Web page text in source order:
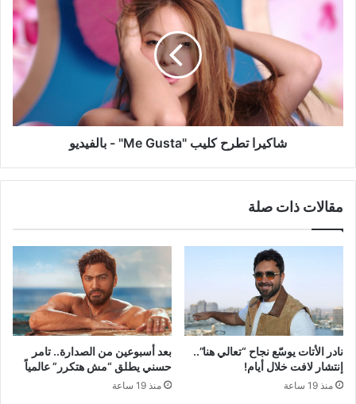
تطرح
كليب
Gusta"
بالفيديو
شاكيرا تطرح كليب "Me Gusta" - بالفيديو
مقالات ذات صلة
نادر الأتات يوسّع نجاح “تعالي هنا”..
إنتشار لافت خلال أيام!
منذ 19 ساعة
بعد أسبوعين من الصدارة.. تامر
حسني يطلق “مش هتكرر” عالمياً
منذ 19 ساعة